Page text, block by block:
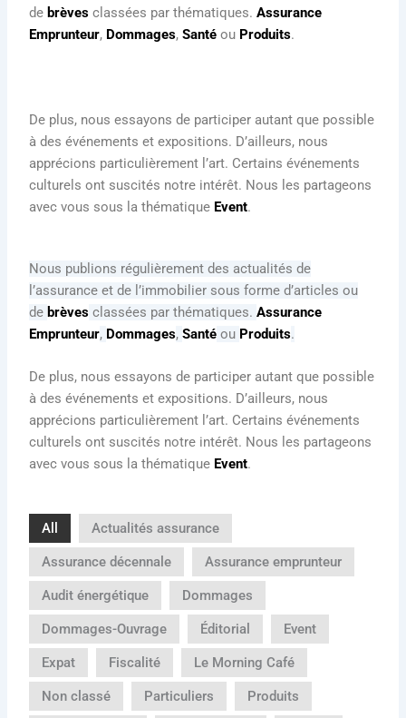
de brèves classées par thématiques.Assurance
Emprunteur, Dommages,Santé ou Produits.
De plus, nous essayons de participer autant que possible
à des événements et expositions. D’ailleurs, nous
apprécions particulièrement l’art. Certains événements
culturels ont suscités notre intérêt. Nous les partageons
avec vous sous la thématique Event.
Nous publions régulièrement des actualités de
l’assurance et de l’immobilier sous forme d’articles ou
de brèves classées par thématiques.Assurance
Emprunteur, Dommages,Santé ou Produits.
De plus, nous essayons de participer autant que possible
à des événements et expositions. D’ailleurs, nous
apprécions particulièrement l’art. Certains événements
culturels ont suscités notre intérêt. Nous les partageons
avec vous sous la thématique Event.
All Actualités assurance
Assurance décennale Assurance emprunteur
Audit énergétique Dommages
Dommages-Ouvrage Éditorial Event
Expat Fiscalité Le Morning Café
Non classé Particuliers Produits